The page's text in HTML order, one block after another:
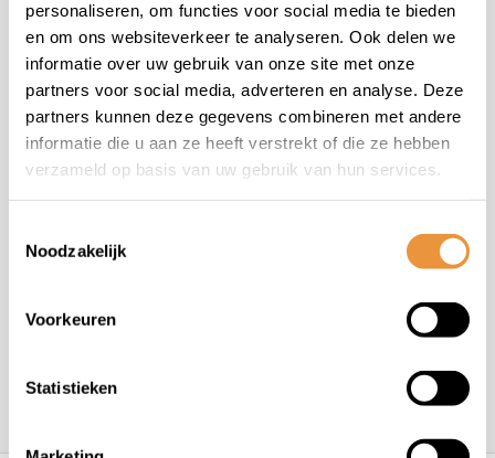
personaliseren, om functies voor social media te bieden
en om ons websiteverkeer te analyseren. Ook delen we
informatie over uw gebruik van onze site met onze
partners voor social media, adverteren en analyse. Deze
partners kunnen deze gegevens combineren met andere
informatie die u aan ze heeft verstrekt of die ze hebben
verzameld op basis van uw gebruik van hun services.
Noodzakelijk
Voorkeuren
Statistieken
Klantenservice geopend
Veelgestelde vragen
+31 78 780 2330
info@artsloten.nl